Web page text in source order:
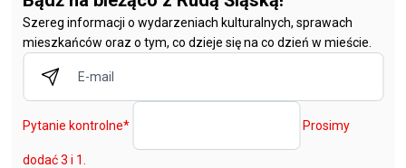
Szereg informacji o wydarzeniach kulturalnych, sprawach
mieszkańców oraz o tym, co dzieje się na co dzień w mieście.
Pytanie kontrolne* Prosimy
dodać 3 i 1.